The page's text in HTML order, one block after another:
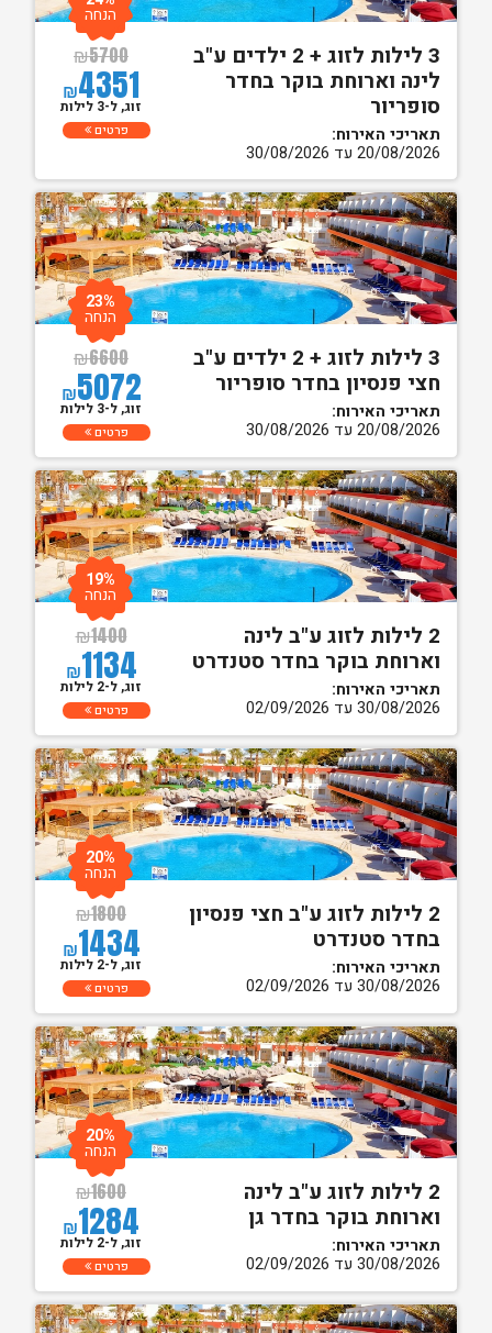
3 לילות לזוג + 2 ילדים ע"ב
לינה וארוחת בוקר בחדר
סופריור
תאריכי האירוח:
20/08/2026 עד 30/08/2026
₪5700
₪4351
הנחה
זוג, ל-3 לילות
פרטים
3 לילות לזוג + 2 ילדים ע"ב
חצי פנסיון בחדר סופריור
תאריכי האירוח:
20/08/2026 עד 30/08/2026
₪6600
₪5072
23%
הנחה
זוג, ל-3 לילות
פרטים
2 לילות לזוג ע"ב לינה
וארוחת בוקר בחדר סטנדרט
תאריכי האירוח:
30/08/2026 עד 02/09/2026
₪1400
₪1134
19%
הנחה
זוג, ל-2 לילות
פרטים
2 לילות לזוג ע"ב חצי פנסיון
בחדר סטנדרט
תאריכי האירוח:
30/08/2026 עד 02/09/2026
₪1800
₪1434
20%
הנחה
זוג, ל-2 לילות
פרטים
2 לילות לזוג ע"ב לינה
וארוחת בוקר בחדר גן
תאריכי האירוח:
30/08/2026 עד 02/09/2026
₪1600
₪1284
20%
הנחה
זוג, ל-2 לילות
פרטים